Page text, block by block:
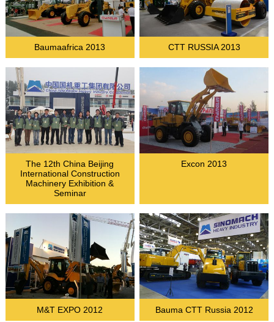
Baumaafrica 2013 CTT RUSSIA 2013
The 12th China Beijing
International Construction
Machinery Exhibition &
Seminar
Excon 2013
M&T EXPO 2012 Bauma CTT Russia 2012